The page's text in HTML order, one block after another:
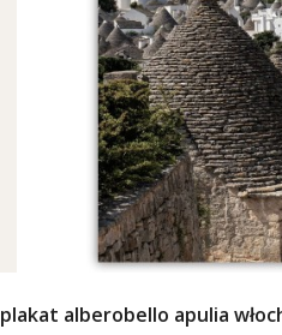
plakat alberobello apulia